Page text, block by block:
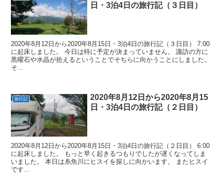
日・3泊4日の旅行記（３日目）
2020年8月12日から2020年8月15日・3泊4日の旅行記（３日目） 7:00
に起床しました。 今日は特に予定が決まっていません。 諏訪の方に
黒曜石や水晶が拾えるということでそちらに向かうことにしました。
そ...
旅行記
2020年8月12日から2020年8月15
日・3泊4日の旅行記（２日目）
2020年8月12日から2020年8月15日・3泊4日の旅行記（２日目） 6:00
に起床しました。 もっと早く起きるつもりでしたが遅くなってしま
いました。 本日は糸魚川にヒスイを探しに向かいます。 またヒスイ
です...